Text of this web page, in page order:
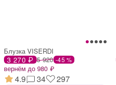
Блузка VISERDI
3 270 ₽ 5 920 -45 %
вернём до 980 ₽
4.9 34 297